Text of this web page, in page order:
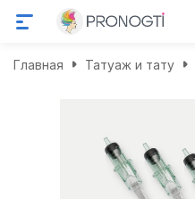
Главная Татуаж и тату